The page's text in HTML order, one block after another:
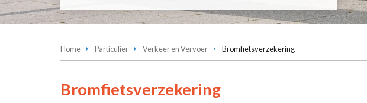
Home Particulier Verkeer en Vervoer Bromfietsverzekering
Bromfietsverzekering